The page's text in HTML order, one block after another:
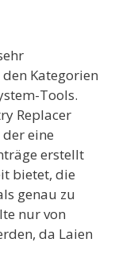
Kategorien
Tools.
Replacer
eine
erstellt
bietet, die
genau zu
nur von
da Laien